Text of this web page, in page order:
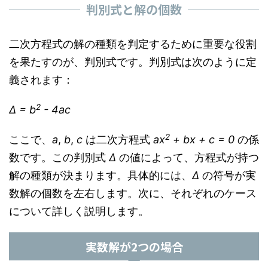
判別式と解の個数
二次方程式の解の種類を判定するために重要な役割
を果たすのが、判別式です。判別式は次のように定
義されます：
Δ = b2 - 4ac
ここで、 a, b, c は二次方程式 ax2 + bx + c = 0 の係
数です。この判別式Δ の値によって、方程式が持つ
解の種類が決まります。具体的には、Δ の符号が実
数解の個数を左右します。次に、それぞれのケース
について詳しく説明します。
実数解が2つの場合